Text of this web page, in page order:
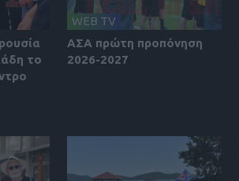
το
WEB TV
ΑΣΑ πρώτη προπόνηση
2026-2027